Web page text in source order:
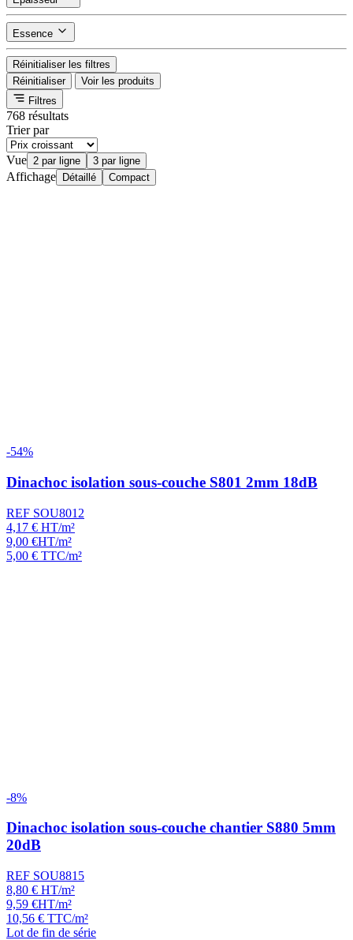
Essence
Réinitialiser les filtres
Réinitialiser
Voir les produits
Filtres
768 résultats
Trier par
Vue 2 par ligne 3 par ligne
Affichage Détaillé Compact
-54%
Dinachoc isolation sous-couche S801 2mm 18dB
REF SOU8012
4,17 € HT/m²
9,00 €HT/m²
5,00 € TTC/m²
-8%
Dinachoc isolation sous-couche chantier S880 5mm
20dB
REF SOU8815
8,80 € HT/m²
9,59 €HT/m²
10,56 € TTC/m²
Lot de fin de série